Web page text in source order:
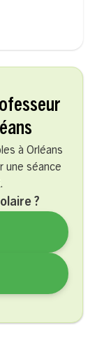
à Orléans
une séance
?